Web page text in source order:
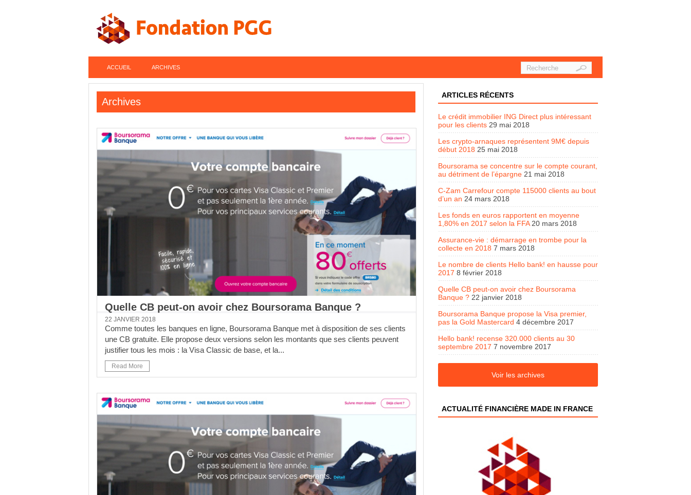
ACCUEIL ARCHIVES
Archives
Quelle CB peut-on avoir chez Boursorama Banque ?
22 JANVIER 2018
Comme toutes les banques en ligne, Boursorama Banque met à disposition de ses clients
une CB gratuite. Elle propose deux versions selon les montants que ses clients peuvent
justifier tous les mois : la Visa Classic de base, et la...
Read More
ARTICLES RÉCENTS
Le crédit immobilier ING Direct plus intéressant
pour les clients 29 mai 2018
Les crypto-arnaques représentent 9M€ depuis
début 2018 25 mai 2018
Boursorama se concentre sur le compte courant,
au détriment de l’épargne 21 mai 2018
C-Zam Carrefour compte 115000 clients au bout
d’un an 24 mars 2018
Les fonds en euros rapportent en moyenne
1,80% en 2017 selon la FFA 20 mars 2018
Assurance-vie : démarrage en trombe pour la
collecte en 2018 7 mars 2018
Le nombre de clients Hello bank! en hausse pour
2017 8 février 2018
Quelle CB peut-on avoir chez Boursorama
Banque ? 22 janvier 2018
Boursorama Banque propose la Visa premier,
pas la Gold Mastercard 4 décembre 2017
Hello bank! recense 320.000 clients au 30
septembre 2017 7 novembre 2017
Voir les archives
ACTUALITÉ FINANCIÈRE MADE IN FRANCE